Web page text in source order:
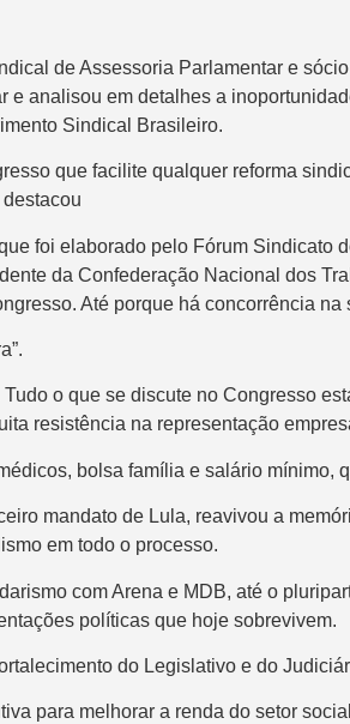
de Assessoria Parlamentar e
analisou em detalhes a
Sindical Brasileiro.
que facilite qualquer reforma
foi elaborado pelo Fórum
da Confederação Nacional dos
Até porque há concorrência
o que se discute no Congresso
resistência na representação
bolsa família e salário mínimo,
mandato de Lula, reavivou a
em todo o processo.
com Arena e MDB, até o
políticas que hoje sobrevivem.
do Legislativo e do
para melhorar a renda do setor